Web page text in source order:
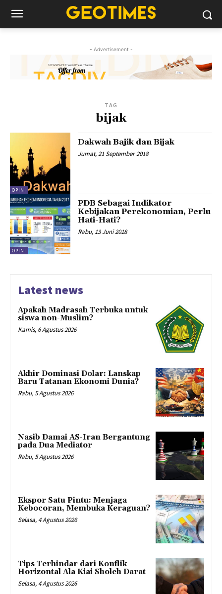
- Advertisement -
TAG
bijak
OPINI
Dakwah Bajik dan Bijak
Jumat, 21 September 2018
OPINI
PDB Sebagai Indikator
Kebijakan Perekonomian, Perlu
Hati-Hati?
Rabu, 13 Juni 2018
Latest news
Apakah Madrasah Terbuka untuk
siswa non-Muslim?
Kamis, 6 Agustus 2026
Akhir Dominasi Dolar: Lanskap
Baru Tatanan Ekonomi Dunia?
Rabu, 5 Agustus 2026
Nasib Damai AS-Iran Bergantung
pada Dua Mediator
Rabu, 5 Agustus 2026
Ekspor Satu Pintu: Menjaga
Kebocoran, Membuka Keraguan?
Selasa, 4 Agustus 2026
Tips Terhindar dari Konflik
Horizontal Ala Kiai Sholeh Darat
Selasa, 4 Agustus 2026